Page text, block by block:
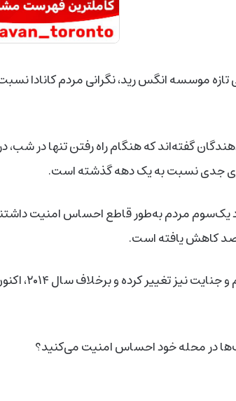
موسسه انگس رید، نگرانی مردم کانادا
گفته‌اند که هنگام راه رفتن تنها در
جدی نسبت به یک دهه گذشته است.
نگاه
در محله خود احساس امنیت می‌کنید؟